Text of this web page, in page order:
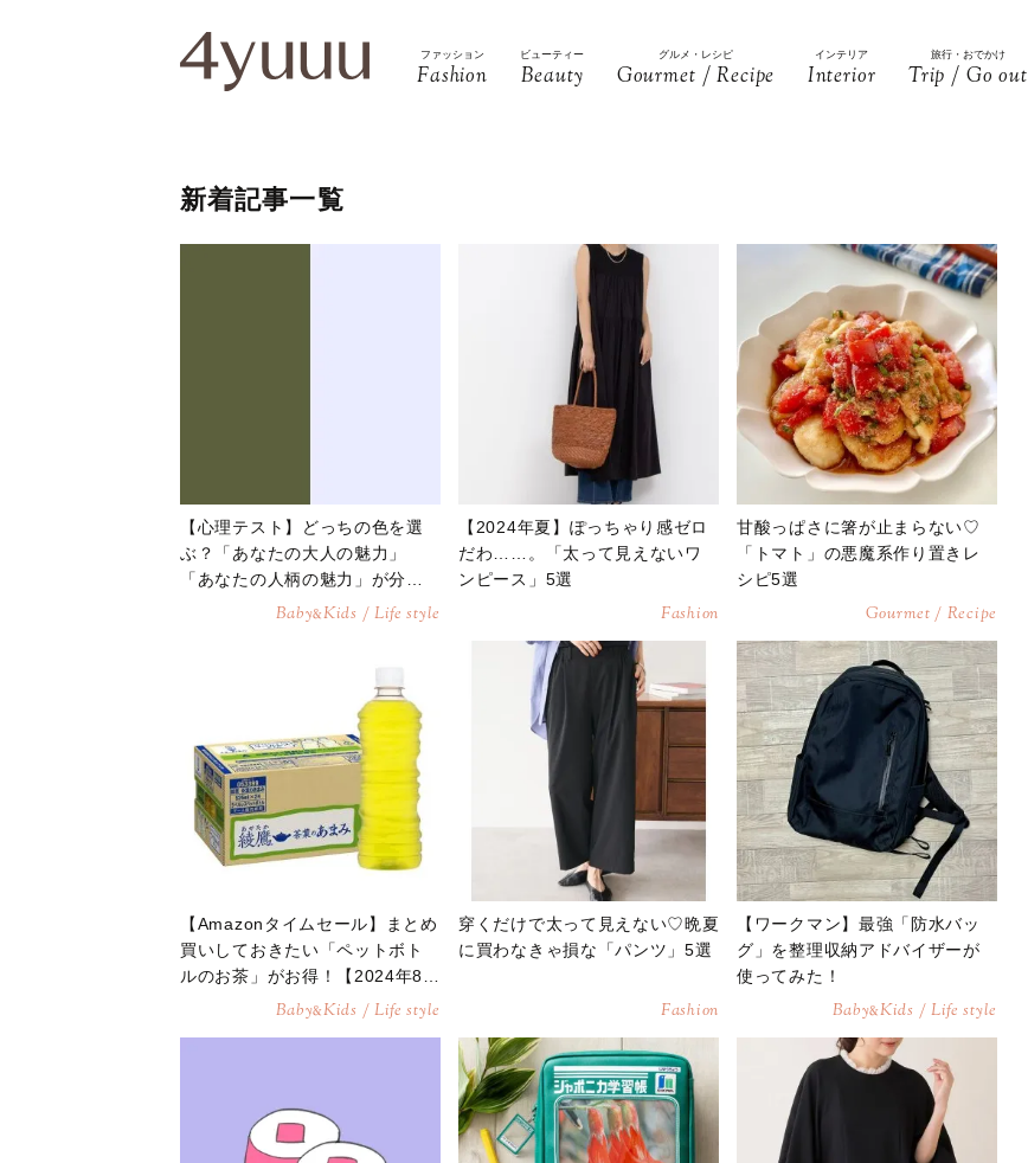
ファッション
Fashion
ビューティー
Beauty
グルメ・レシピ
Gourmet / Recipe
インテリア
Interior
旅行・おでかけ
Trip / Go out
新着記事一覧
【心理テスト】どっちの色を選
ぶ？「あなたの大人の魅力」
「あなたの人柄の魅力」が分か
Baby&Kids / Life style
【2024年夏】ぽっちゃり感ゼロ
だわ……。「太って見えないワ
ンピース」5選
Fashion
甘酸っぱさに箸が止まらない♡
「トマト」の悪魔系作り置きレ
シピ5選
Gourmet / Recipe
【Amazonタイムセール】まとめ
買いしておきたい「ペットボト
ルのお茶」がお得！【2024年8月
Baby&Kids / Life style
穿くだけで太って見えない♡晩夏
に買わなきゃ損な「パンツ」5選
Fashion
【ワークマン】最強「防水バッ
グ」を整理収納アドバイザーが
使ってみた！
Baby&Kids / Life style